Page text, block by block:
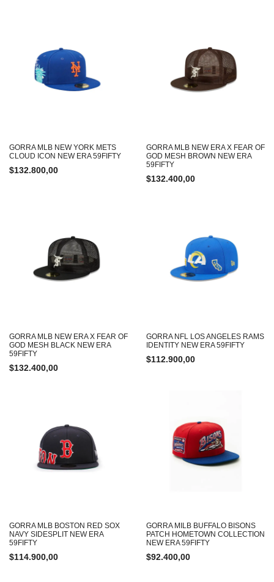
GORRA MLB NEW YORK METS
CLOUD ICON NEW ERA 59FIFTY
$132.800,00
GORRA MLB NEW ERA X FEAR OF
GOD MESH BROWN NEW ERA
59FIFTY
$132.400,00
GORRA MLB NEW ERA X FEAR OF
GOD MESH BLACK NEW ERA
59FIFTY
$132.400,00
GORRA NFL LOS ANGELES RAMS
IDENTITY NEW ERA 59FIFTY
$112.900,00
GORRA MLB BOSTON RED SOX
NAVY SIDESPLIT NEW ERA
59FIFTY
$114.900,00
GORRA MILB BUFFALO BISONS
PATCH HOMETOWN COLLECTION
NEW ERA 59FIFTY
$92.400,00